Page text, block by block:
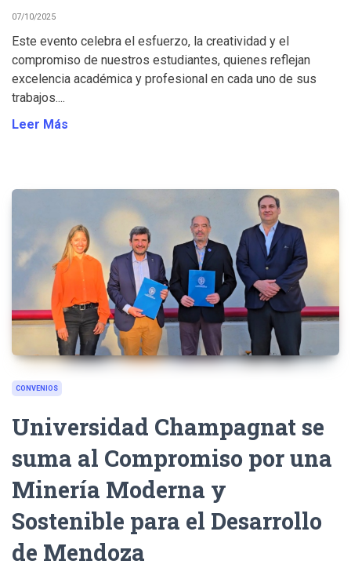
07/10/2025
Este evento celebra el esfuerzo, la creatividad y el
compromiso de nuestros estudiantes, quienes reflejan
excelencia académica y profesional en cada uno de sus
trabajos....
Leer Más
CONVENIOS
Universidad Champagnat se
suma al Compromiso por una
Minería Moderna y
Sostenible para el Desarrollo
de Mendoza